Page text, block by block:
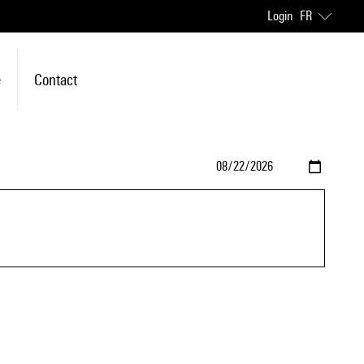
Login FR
Contact